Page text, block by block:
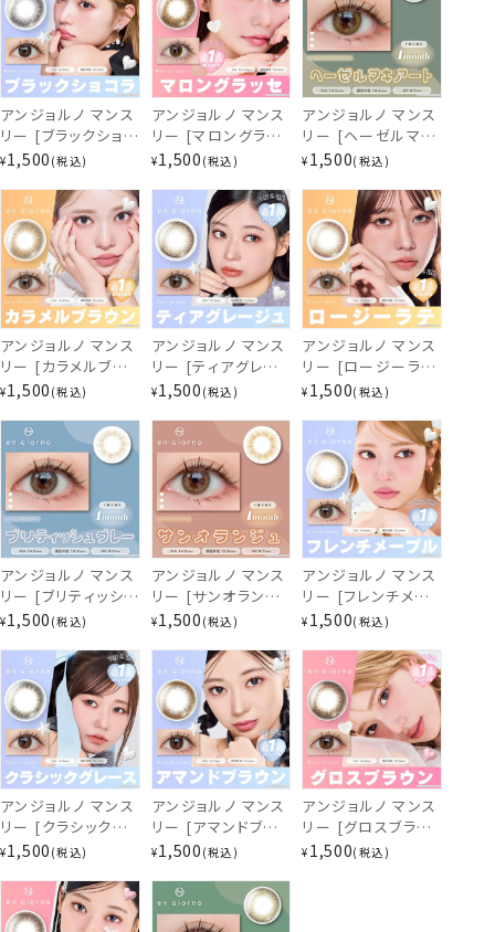
ぴゅあブルーグレー
ぴゅあブラウン
アンジョルノ マンス
リー [ブラックショコ
ラ] 1ヶ月 [2枚入]
1Month EC94764
¥1,500 税込
アンジョルノ マンス
リー [マロングラッ
セ] 1ヶ月 [2枚入]
1Month EC94734
¥1,500 税込
アンジョルノ マンス
リー [ヘーゼルマキ
アート] 1ヶ月 [2枚
1Month EC94704
¥ 1,500 税込
アンジョルノ マンス
リー [カラメルブラ
ウン] 1ヶ月 [2枚入]
1Month EC57783
¥1,500 税込
アンジョルノ マンス
リー [ティアグレー
ジュ] 1ヶ月 [2枚入]
1Month EC94390
¥1,500 税込
アンジョルノ マンス
リー [ロージーラテ]
1ヶ月 [2枚入] en
EC94360
¥ 1,500 税込
アンジョルノ マンス
リー [ブリティッシュ
グレー] 1ヶ月 [2枚
1Month EC94330
¥1,500 税込
アンジョルノ マンス
リー [サンオランジ
ュ] 1ヶ月 [2枚入]
1Month EC94300
¥1,500 税込
アンジョルノ マンス
リー [フレンチメー
プル] 1ヶ月 [2枚入]
1Month EC57753
¥ 1,500 税込
アンジョルノ マンス
リー [クラシックグ
レース] 1ヶ月 [2枚
1Month EC57723
¥1,500 税込
アンジョルノ マンス
リー [アマンドブラ
ウン] 1ヶ月 [2枚入]
1Month EC57693
¥1,500 税込
アンジョルノ マンス
リー [グロスブラウ
ン] 1ヶ月 [2枚入]
¥ 1,500 税込